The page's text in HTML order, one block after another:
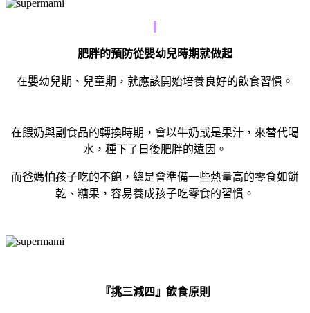
肥胖的預防從嬰幼兒時期就做起
在嬰幼兒期、兒童期，就應該開始培養良好的飲食習慣。
在餵奶與副食品的轉換時期，會以牛奶或是果汁，來替代喝
水，種下了日後肥胖的遠因。
而爸媽怕孩子吃的不飽，總是會準備一些熱量高的零食如餅
乾、糖果，容易養成孩子吃零食的習慣。
『挑三減四』飲食原則